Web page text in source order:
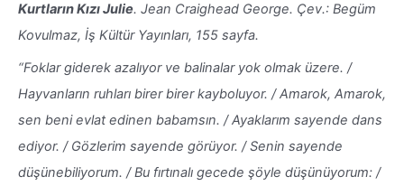
Kurtların Kızı Julie. Jean Craighead George. Çev.: Begüm
Kovulmaz, İş Kültür Yayınları, 155 sayfa.
“Foklar giderek azalıyor ve balinalar yok olmak üzere. /
Hayvanların ruhları birer birer kayboluyor. / Amarok, Amarok,
sen beni evlat edinen babamsın. / Ayaklarım sayende dans
ediyor. / Gözlerim sayende görüyor. / Senin sayende
düşünebiliyorum. / Bu fırtınalı gecede şöyle düşünüyorum: /